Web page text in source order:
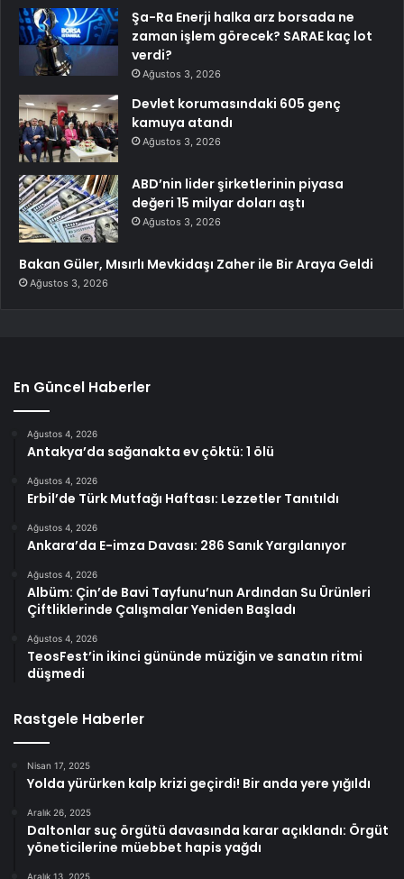
Şa-Ra Enerji halka arz borsada ne
zaman işlem görecek? SARAE kaç lot
verdi?
Ağustos 3, 2026
Devlet korumasındaki 605 genç
kamuya atandı
Ağustos 3, 2026
ABD’nin lider şirketlerinin piyasa
değeri 15 milyar doları aştı
Ağustos 3, 2026
Bakan Güler, Mısırlı Mevkidaşı Zaher ile Bir Araya Geldi
Ağustos 3, 2026
En Güncel Haberler
Ağustos 4, 2026
Antakya’da sağanakta ev çöktü: 1 ölü
Ağustos 4, 2026
Erbil’de Türk Mutfağı Haftası: Lezzetler Tanıtıldı
Ağustos 4, 2026
Ankara’da E-imza Davası: 286 Sanık Yargılanıyor
Ağustos 4, 2026
Albüm: Çin’de Bavi Tayfunu’nun Ardından Su Ürünleri
Çiftliklerinde Çalışmalar Yeniden Başladı
Ağustos 4, 2026
TeosFest’in ikinci gününde müziğin ve sanatın ritmi
düşmedi
Rastgele Haberler
Nisan 17, 2025
Yolda yürürken kalp krizi geçirdi! Bir anda yere yığıldı
Aralık 26, 2025
Daltonlar suç örgütü davasında karar açıklandı: Örgüt
yöneticilerine müebbet hapis yağdı
Aralık 13, 2025